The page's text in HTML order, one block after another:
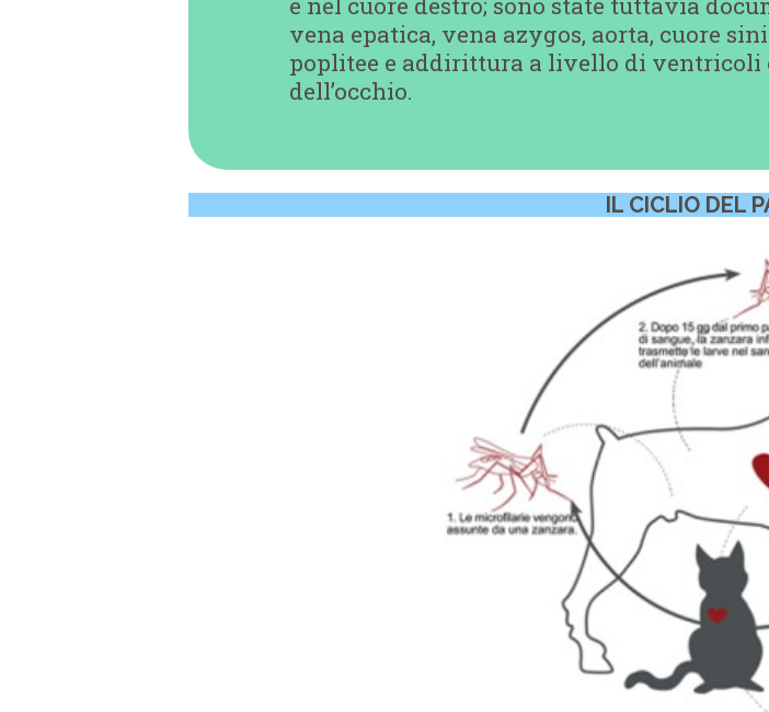
vena epatica, vena azygos, aorta, cuore
poplitee e addirittura a livello di ventricoli
dell’occhio.
IL CICLIO DEL